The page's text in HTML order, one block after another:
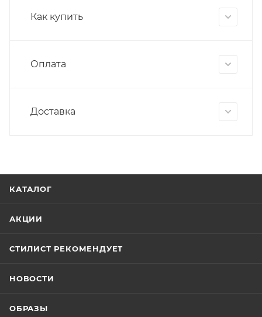
Как купить
Оплата
Доставка
КАТАЛОГ
АКЦИИ
СТИЛИСТ РЕКОМЕНДУЕТ
НОВОСТИ
ОБРАЗЫ